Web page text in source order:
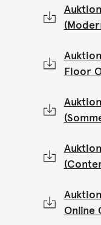
Floor
Online